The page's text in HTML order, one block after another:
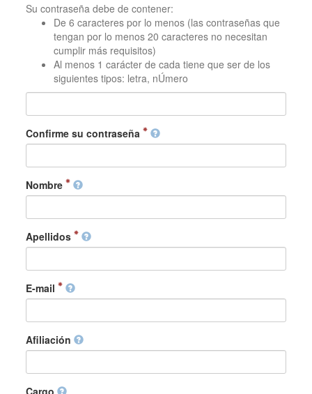
Su contraseña debe de contener:
De 6 caracteres por lo menos (las contraseñas que
tengan por lo menos 20 caracteres no necesitan
cumplir más requisitos)
Al menos 1 carácter de cada tiene que ser de los
siguientes tipos: letra, nÚmero
Confirme su contraseña
Nombre
Apellidos
E-mail
Afiliación
Cargo